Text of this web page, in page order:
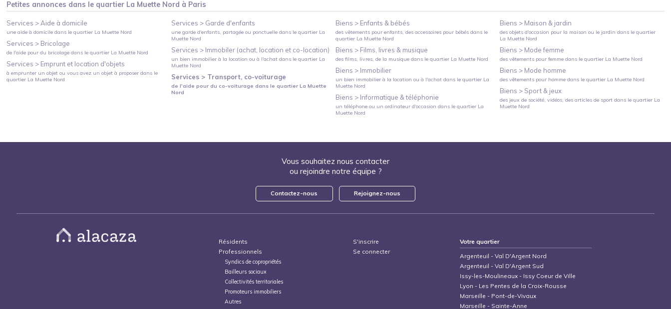
Petites annonces dans le quartier La Muette Nord à Paris
Services > Aide à domicile
une aide à domicile dans le quartier La Muette Nord
Services > Bricolage
de l'aide pour du bricolage dans le quartier La Muette Nord
Services > Emprunt et location d'objets
à emprunter un objet ou vous avez un objet à proposer dans le
quartier La Muette Nord
Services > Garde d'enfants
une garde d'enfants, partagée ou ponctuelledans le quartier La
Muette Nord
Services > Immobiler (achat, location et co-location)
un bien immobilier à la location ou à l'achatdans le quartier La
Muette Nord
Services > Transport, co-voiturage
de l'aide pour du co-voiturage dans le quartier La Muette
Nord
Biens > Enfants & bébés
des vêtements pour enfants, des accessoires pour bébésdans le
quartier La Muette Nord
Biens > Films, livres & musique
des films, livres, de la musiquedans le quartier La Muette Nord
Biens > Immobilier
un bien immobilier à la location ou à l'achatdans le quartier La
Muette Nord
Biens > Informatique & téléphonie
un téléphone ou un ordinateur d'occasion dans le quartier La
Muette Nord
Biens > Maison & jardin
des objets d'occasion pour la maison ou le jardin dans le quartier
La Muette Nord
Biens > Mode femme
des vêtements pour femme dans le quartier La Muette Nord
Biens > Mode homme
des vêtements pour homme dans le quartier La Muette Nord
Biens > Sport & jeux
des jeux de société, vidéos, des articles de sport dans le quartier La
Muette Nord
Vous souhaitez nous contacter
ou rejoindre notre équipe ?
Contactez-nous Rejoignez-nous
Résidents
Professionnels
Syndics de copropriétés
Bailleurs sociaux
Collectivités territoriales
Promoteurs immobiliers
Autres
S'inscrire
Se connecter
Votre quartier
Argenteuil -Val D'Argent Nord
Argenteuil -Val D'Argent Sud
Issy-les-Moulineaux - Issy Coeur de Ville
Lyon - Les Pentes de la Croix-Rousse
Marseille - Pont-de-Vivaux
Marseille - Sainte-Anne